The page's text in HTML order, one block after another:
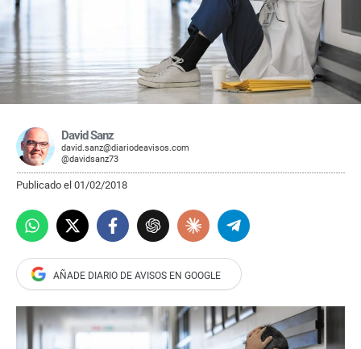
David Sanz
david.sanz@diariodeavisos.com
@davidsanz73
Publicado el 01/02/2018